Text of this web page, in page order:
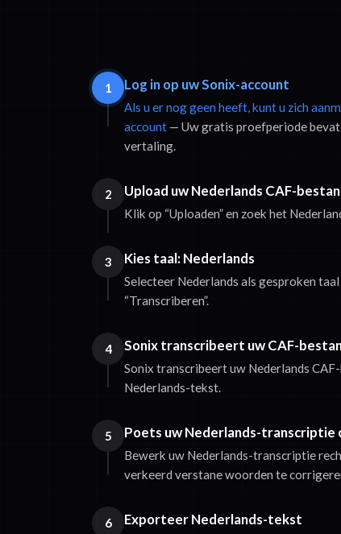
1 Log in op uw Sonix-account
Als u er nog geen heeft, kunt u zich
account — Uw gratis proefperiode
vertaling.
2 Upload uw Nederlands CAF-
Klik op “Uploaden” en zoek het
3 Kies taal: Nederlands
Selecteer Nederlands als gesproken
“Transcriberen”.
4 Sonix transcribeert uw CAF-
Sonix transcribeert uw Nederlands
Nederlands-tekst.
5 Poets uw Nederlands-transcriptie
Bewerk uw Nederlands-transcriptie
verkeerd verstane woorden te
6 Exporteer Nederlands-tekst